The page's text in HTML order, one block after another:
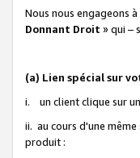
Nous nous engageons
Donnant Droit » qui –
(a) Lien spécial sur
i. un client clique sur
ii. au cours d'une
produit :